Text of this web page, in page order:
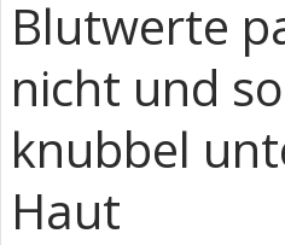
Blutwerte
nicht und
knubbel
Haut